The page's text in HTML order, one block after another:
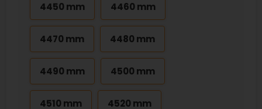
4450 mm 4460 mm
4470 mm 4480 mm
4490 mm 4500 mm
4510 mm 4520 mm